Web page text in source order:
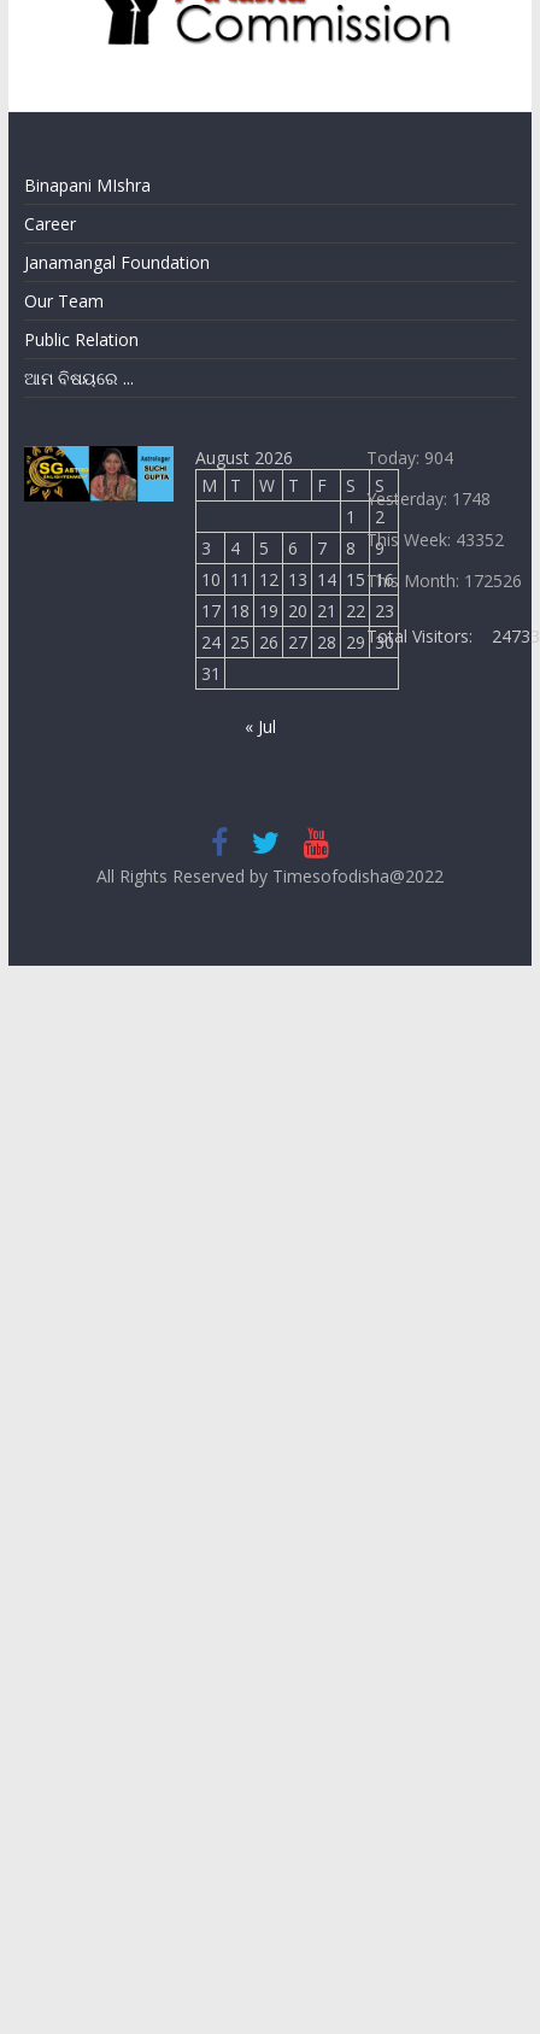
Binapani MIshra
Career
Janamangal Foundation
Our Team
Public Relation
ଆମ ବିଷୟରେ ...
August 2026
M
T W T F S
S
1
2
3
4 5 6 7 8
9
10 11 12 13 14 15 16
17 18 19 20 21 22 23
24 25 26 27 28 29 30
31
« Jul
Today: 904
Yesterday: 1748
This Week: 43352
This Month: 172526
Total Visitors:
All Rights Reserved by Timesofodisha@2022